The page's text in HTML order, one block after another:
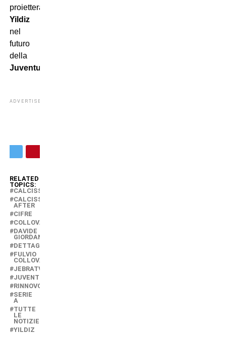
proietterà
Yildiz
nel
futuro
della
Juventus
ADVERTISEMENT
RELATED
TOPICS:
CALCISSIMO
CALCISSIMO
AFTER
CIFRE
COLLOVATI
DAVIDE
GIORDANA
DETTAGLI
FULVIO
COLLOVATI
JEBRATV
JUVENTUS
RINNOVO
SERIE
A
TUTTE
LE
NOTIZIE
YILDIZ